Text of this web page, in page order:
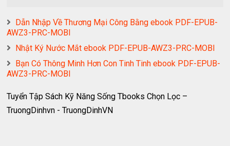
Dẫn Nhập Về Thương Mại Công Bằng ebook PDF-EPUB-
AWZ3-PRC-MOBI
Nhật Ký Nước Mắt ebook PDF-EPUB-AWZ3-PRC-MOBI
Bạn Có Thông Minh Hơn Con Tinh Tinh ebook PDF-EPUB-
AWZ3-PRC-MOBI
Tuyển Tập Sách Kỹ Năng Sống Tbooks Chọn Lọc –
TruongDinhvn - TruongDinhVN